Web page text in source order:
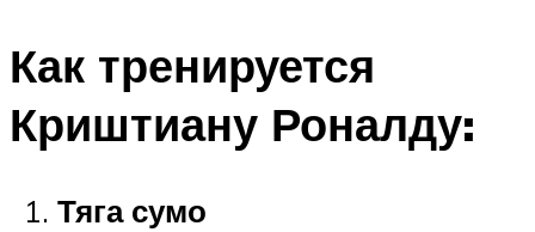
Как тренируется
Криштиану Роналду:
Тяга сумо